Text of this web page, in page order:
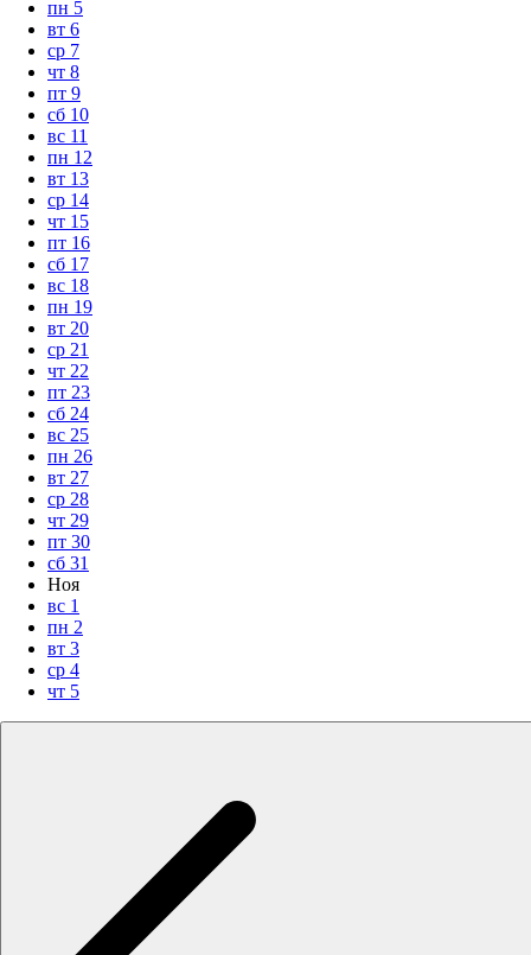
пн 5
вт 6
ср 7
чт 8
пт 9
сб 10
вс 11
пн 12
вт 13
ср 14
чт 15
пт 16
сб 17
вс 18
пн 19
вт 20
ср 21
чт 22
пт 23
сб 24
вс 25
пн 26
вт 27
ср 28
чт 29
пт 30
сб 31
Ноя
вс 1
пн 2
вт 3
ср 4
чт 5